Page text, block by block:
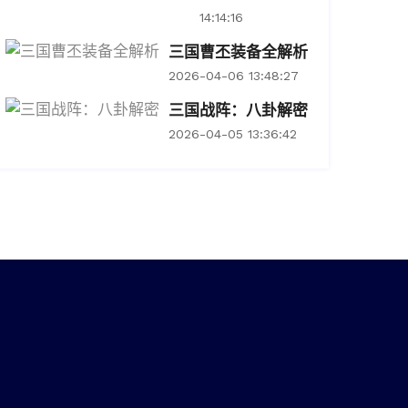
14:14:16
三国曹丕装备全解析
2026-04-06 13:48:27
三国战阵：八卦解密
2026-04-05 13:36:42